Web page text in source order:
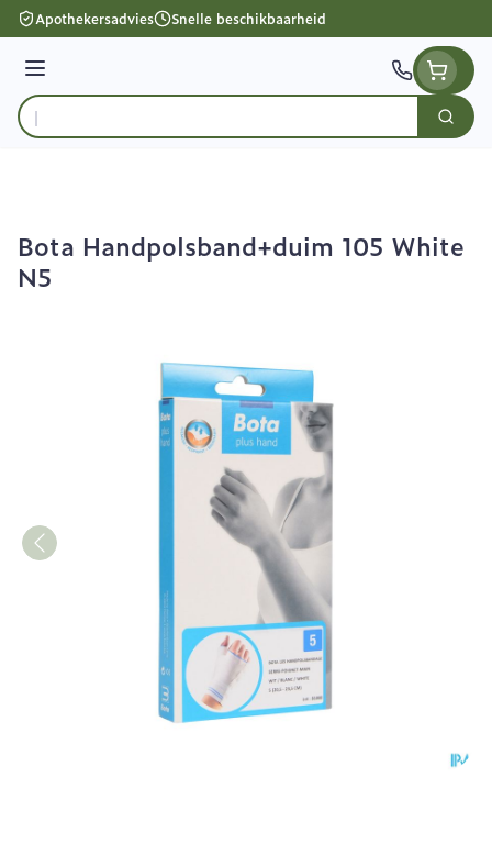
Ga naar de inhoud
Apothekersadvies Snelle beschikbaarheid
Menu
Product, merk, categorie...
Zoek
Bota Handpolsband+duim 105 White
N5